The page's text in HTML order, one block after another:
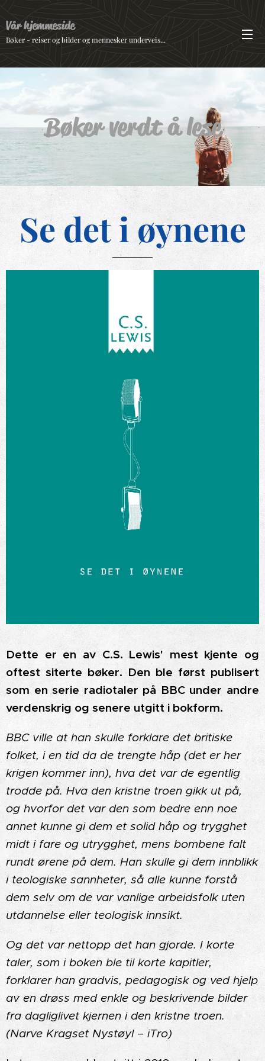
Vår hjemmeside
Bøker - reiser og bilder og mennesker underveis...
Bøker verdt å lese
Se det i øynene
Dette er en av C.S. Lewis' mest kjente og
oftest siterte bøker. Den ble først publisert
som en serie radiotaler på BBC under andre
verdenskrig og senere utgitt i bokform.
BBC ville at han skulle forklare det britiske
folket, i en tid da de trengte håp (det er her
krigen kommer inn), hva det var de egentlig
trodde på. Hva den kristne troen gikk ut på,
og hvorfor det var den som bedre enn noe
annet kunne gi dem et solid håp og trygghet
midt i fare og utrygghet, mens bombene falt
rundt ørene på dem. Han skulle gi dem innblikk
i teologiske sannheter, så alle kunne forstå
dem selv om de var vanlige arbeidsfolk uten
utdannelse eller teologisk innsikt.
Og det var nettopp det han gjorde. I korte
taler, som i boken ble til korte kapitler,
forklarer han gradvis, pedagogisk og ved hjelp
av en drøss med enkle og beskrivende bilder
fra dagliglivet kjernen i den kristne troen.
(Narve Kragset Nystøyl – iTro)